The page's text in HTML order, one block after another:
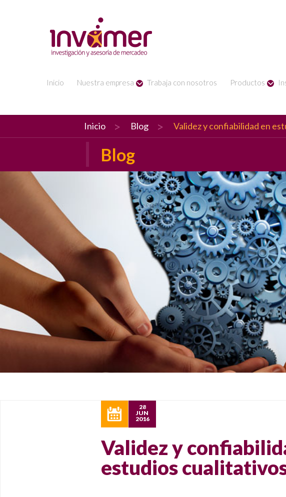
Inicio Nuestra empresa Trabaja con nosotros Productos
Inicio Blog Validez y confiabilidad en
Blog
28
JUN
2016
Validez y
estudios